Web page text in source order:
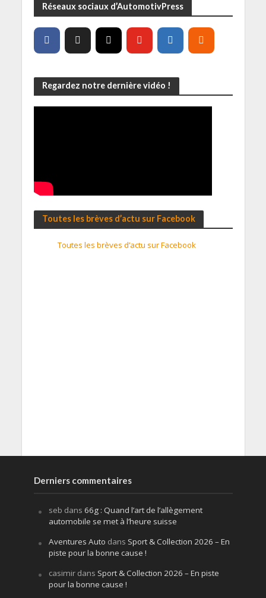
Réseaux sociaux d’AutomotivPress
Regardez notre dernière vidéo !
Toutes les brèves d’actu sur Facebook
Toutes les brèves d’actu sur Facebook
Derniers commentaires
seb dans 66g : Quand l’art de l’allègement
automobile se met à l’heure suisse
Aventures Auto dans Sport & Collection 2026 – En
piste pour la bonne cause !
casimirdans Sport & Collection 2026 – En piste
pour la bonne cause !